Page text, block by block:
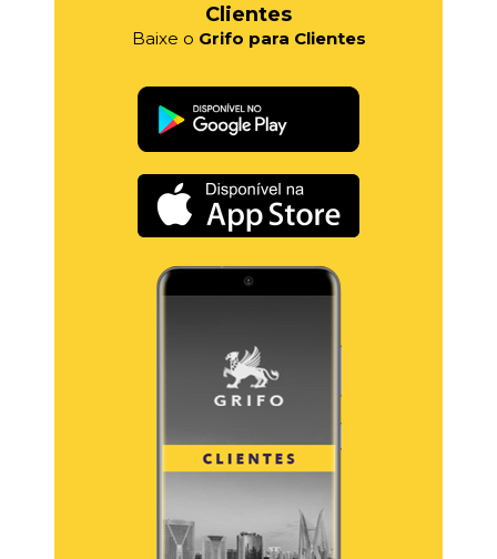
Clientes
Baixe o Grifo para Clientes